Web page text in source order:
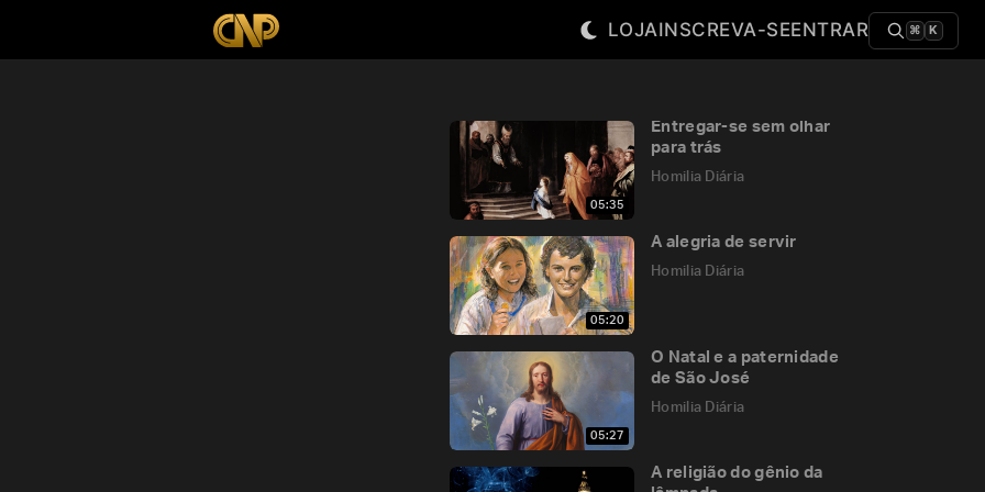
LOJAINSCREVA-SEENTRAR ⌘ K
05:35
Entregar-se sem olhar
para trás
Homilia Diária
05:20
A alegria de servir
Homilia Diária
05:27
O Natal e a paternidade
de São José
Homilia Diária
A religião do gênio da